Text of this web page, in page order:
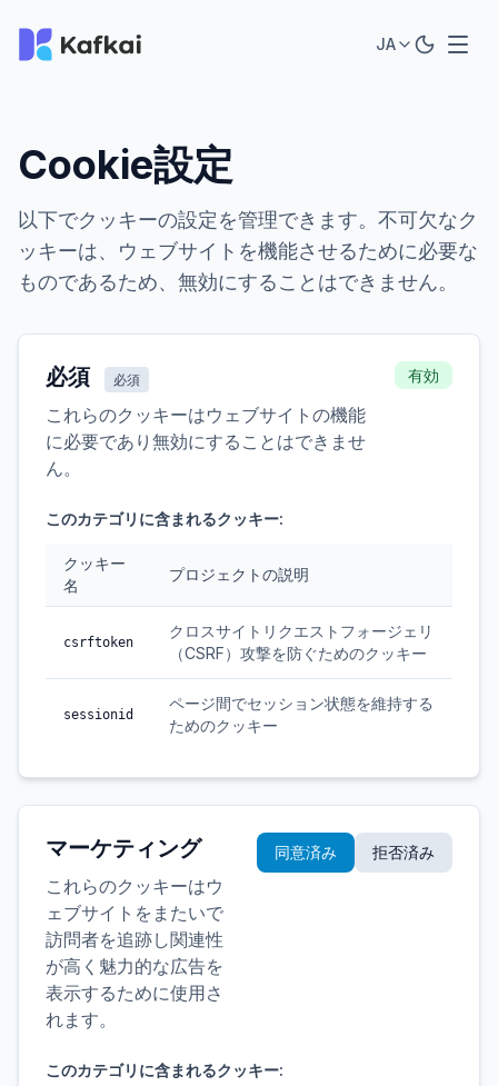
JA
Cookie設定
以下でクッキーの設定を管理できます。不可欠なク
ッキーは、ウェブサイトを機能させるために必要な
ものであるため、無効にすることはできません。
必須 必須
これらのクッキーはウェブサイトの機能
に必要であり無効にすることはできませ
ん。
有効
このカテゴリに含まれるクッキー:
クッキー
名
プロジェクトの説明
csrftoken
クロスサイトリクエストフォージェリ
（CSRF）攻撃を防ぐためのクッキー
sessionid
ページ間でセッション状態を維持する
ためのクッキー
マーケティング
これらのクッキーはウ
ェブサイトをまたいで
訪問者を追跡し関連性
が高く魅力的な広告を
表示するために使用さ
れます。
同意済み 拒否済み
このカテゴリに含まれるクッキー: